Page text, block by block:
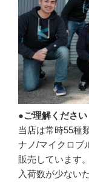
●ご理解ください
当店は常時55種
ナノ/マイクロブ
販売しています。
入荷数が少ない